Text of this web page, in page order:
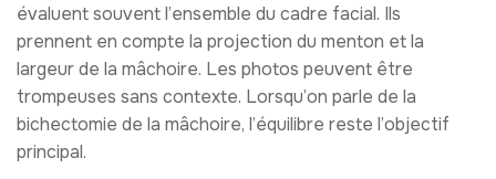
évaluent souvent l’ensemble du cadre facial. Ils
prennent en compte la projection du menton et la
largeur de la mâchoire. Les photos peuvent être
trompeuses sans contexte. Lorsqu’on parle de la
bichectomie de la mâchoire, l’équilibre reste l’objectif
principal.